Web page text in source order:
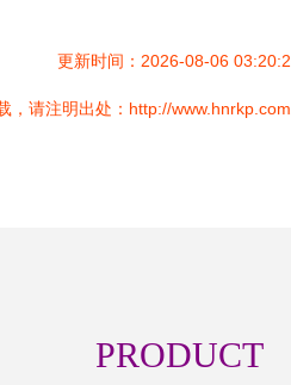
更新时间：2026-08-06
，请注明出处：http://
PRODUCT